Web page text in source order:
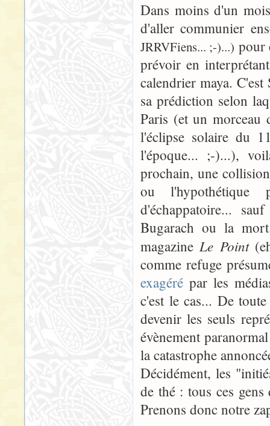
Dans moins d'un
d'aller communier
JRRVFiens... ;-)...) pour
prévoir en
calendrier maya.
sa prédiction selon
Paris (et un morceau
l'éclipse solaire du
l'époque... ;-)...),
prochain, une
ou l'hypothétique
d'échappatoire...
Bugarach ou la
magazineLe Point
comme refuge
exagéré par les
c'est le cas... De
devenir les seuls
évènement
la catastrophe
Décidément, les
de thé : tous ces
Prenons donc notre